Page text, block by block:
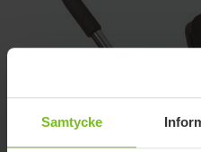
Samtycke